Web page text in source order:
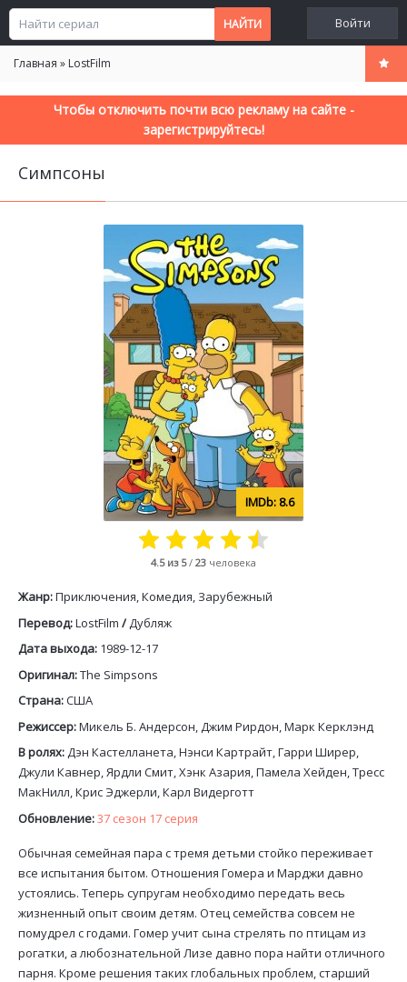
Войти
Главная » LostFilm
Чтобы отключить почти всю рекламу на сайте -
зарегистрируйтесь!
Симпсоны
8.6
4.5из 5/ 23 человека
Жанр:Приключения, Комедия, Зарубежный
Перевод:LostFilm / Дубляж
Дата выхода: 1989-12-17
Оригинал:The Simpsons
Страна:США
Режиссер:Микель Б. Андерсон, Джим Рирдон, Марк Керклэнд
В ролях:Дэн Кастелланета, Нэнси Картрайт, Гарри Ширер,
Джули Кавнер, Ярдли Смит, Хэнк Азария, Памела Хейден, Тресс
МакНилл, Крис Эджерли, Карл Видерготт
Обновление:37 сезон 17 серия
Обычная семейная пара с тремя детьми стойко переживает
все испытания бытом. Отношения Гомера и Марджи давно
устоялись. Теперь супругам необходимо передать весь
жизненный опыт своим детям. Отец семейства совсем не
помудрел с годами. Гомер учит сына стрелять по птицам из
рогатки, а любознательной Лизе давно пора найти отличного
парня. Кроме решения таких глобальных проблем, старший